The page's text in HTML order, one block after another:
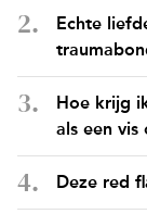
Echte
Hoe krijg
als een
Deze red